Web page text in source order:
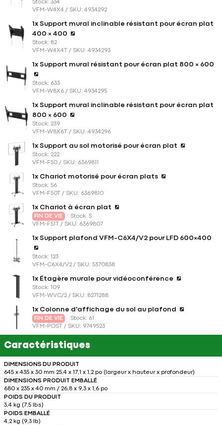
Stock: 334
VFM-W4X4 / SKU: 4934292
1x Support mural inclinable résistant pour écran plat
400 × 400
Stock: 82
VFM-W4X4T / SKU: 4934293
1x Support mural résistant pour écran plat 800 × 600
Stock: 633
VFM-W8X6 / SKU: 4934295
1x Support mural inclinable résistant pour écran plat
800 × 600
Stock: 239
VFM-W8X6T / SKU: 4934296
1x Support au sol motorisé pour écran plat
Stock: 222
VFM-F50 / SKU: 6369811
1x Chariot motorisé pour écran plats
Stock: 56
VFM-F50T / SKU: 6369810
1x Chariot à écran plat
FIN DE VIE
Stock: 5
VFM-F51T / SKU: 6369807
1x Support plafond VFM-C6X4/V2 pour LFD 600×400
Stock: 123
VFM-C6X4/V2 / SKU: 5370838
1x Étagère murale pour vidéoconférence
Stock: 109
VFM-WVC/2 / SKU: 8271288
1x Colonne d'affichage du sol au plafond
FIN DE VIE
Stock: 61
VFM-POST / SKU: 9749523
Caractéristiques
DIMENSIONS DU PRODUIT
645 x 435 x 30 mm 25,4 x 17,1 x 1,2 po (largeur x hauteur x profondeur)
DIMENSIONS PRODUIT EMBALLÉ
680 x 235 x 40 mm / 26,8 x 9,3 x 1,6 po
POIDS DU PRODUIT
3,4 kg (7,5 lbs)
POIDS EMBALLÉ
4,2 kg (9,3 lb)